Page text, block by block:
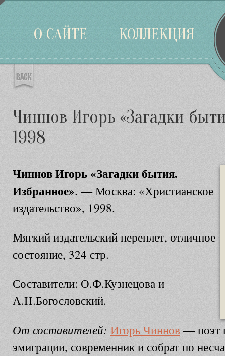
О САЙТЕ КОЛЛЕКЦИЯ
Чиннов Игорь «Загадки
1998
Чиннов Игорь «Загадки бытия.
Избранное». — Москва: «Христианское
издательство», 1998.
Мягкий издательский переплет, отличное
состояние, 324 стр.
Составители: О.Ф.Кузнецова и
А.Н.Богословский.
От составителей: Игорь Чиннов — поэт
эмиграции, современник и собрат по